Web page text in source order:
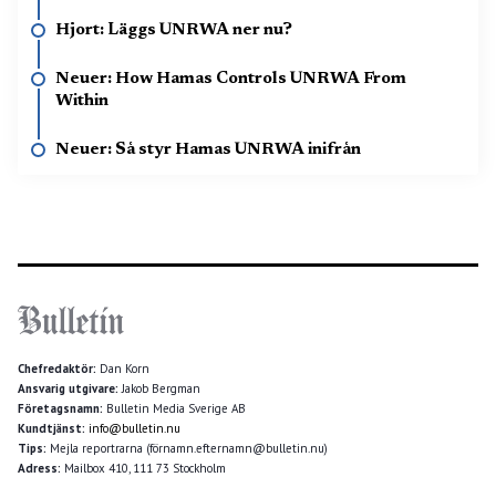
Hjort: Läggs UNRWA ner nu?
Neuer: How Hamas Controls UNRWA From
Within
Neuer: Så styr Hamas UNRWA inifrån
Chefredaktör: Dan Korn
Ansvarig utgivare: Jakob Bergman
Företagsnamn: Bulletin Media Sverige AB
Kundtjänst: info@bulletin.nu
Tips: Mejla reportrarna (förnamn.efternamn@bulletin.nu)
Adress: Mailbox 410, 111 73 Stockholm